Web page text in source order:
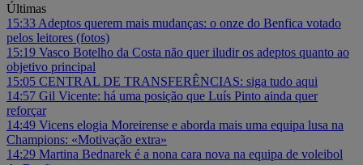
Últimas
15:33 Adeptos querem mais mudanças: o onze do Benfica votado
pelos leitores (fotos)
15:19 Vasco Botelho da Costa não quer iludir os adeptos quanto ao
objetivo principal
15:05 CENTRAL DE TRANSFERÊNCIAS: siga tudo aqui
14:57 Gil Vicente: há uma posição que Luís Pinto ainda quer
reforçar
14:49 Vicens elogia Moreirense e aborda mais uma equipa lusa na
Champions: «Motivação extra»
14:29 Martina Bednarek é a nona cara nova na equipa de voleibol